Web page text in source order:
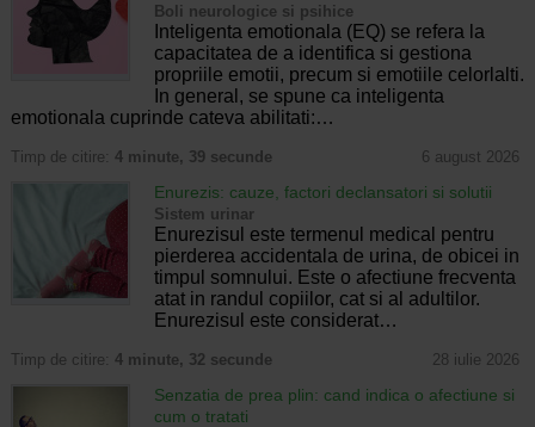
Boli neurologice si psihice
Inteligenta emotionala (EQ) se refera la
capacitatea de a identifica si gestiona
propriile emotii, precum si emotiile celorlalti.
In general, se spune ca inteligenta
emotionala cuprinde cateva abilitati:…
Timp de citire: 4 minute, 39 secunde 6 august 2026
Enurezis: cauze, factori declansatori si solutii
Sistem urinar
Enurezisul este termenul medical pentru
pierderea accidentala de urina, de obicei in
timpul somnului. Este o afectiune frecventa
atat in randul copiilor, cat si al adultilor.
Enurezisul este considerat…
Timp de citire: 4 minute, 32 secunde 28 iulie 2026
Senzatia de prea plin: cand indica o afectiune si
cum o tratati